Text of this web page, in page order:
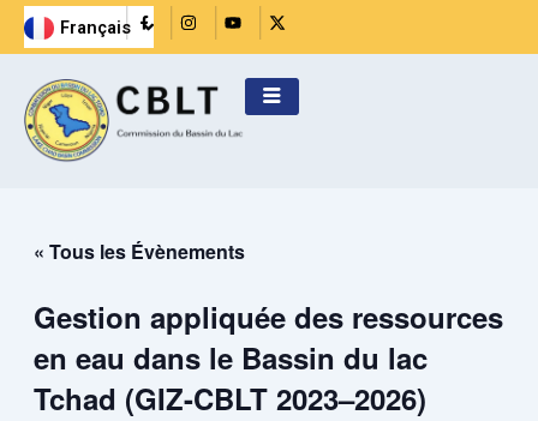
Aller
Français
English
R
i
-
e
b
l
l
I
n
g
r
a
Y
o
X
-
i
t
t
« Tous les Évènements
Gestion appliquée des ressources
en eau dans le Bassin du lac
Tchad (GIZ-CBLT 2023–2026)